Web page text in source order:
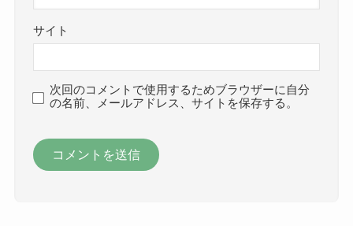
サイト
次回のコメントで使用するためブラウザーに自分
の名前、メールアドレス、サイトを保存する。